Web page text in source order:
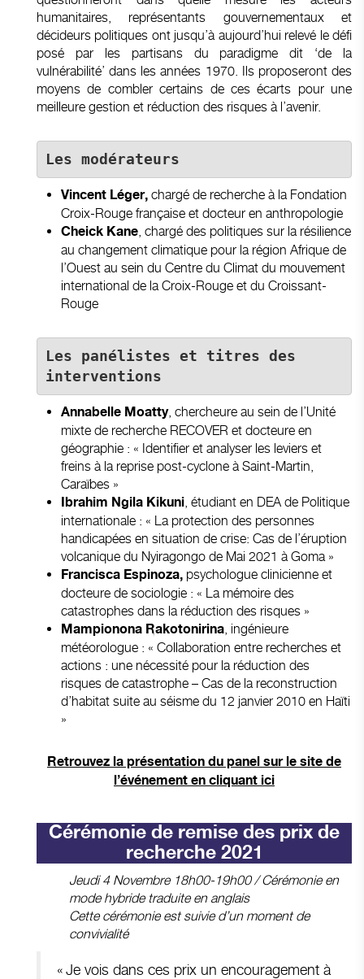
humanitaires, représentants gouvernementaux et
décideurs politiques ont jusqu’à aujourd’hui relevé le défi
posé par les partisans du paradigme dit ‘de la
vulnérabilité’ dans les années 1970. Ils proposeront des
moyens de combler certains de ces écarts pour une
meilleure gestion et réduction des risques à l’avenir.
Vincent Léger, chargé de recherche à la Fondation
Croix-Rouge française et docteur en anthropologie
Cheick Kane, chargé des politiques sur la résilience
au changement climatique pour la région Afrique de
l’Ouest au sein du Centre du Climat du mouvement
international de la Croix-Rouge et du Croissant-
Rouge
Les panélistes et titres des
interventions
Annabelle Moatty, chercheure au sein de l’Unité
mixte de recherche RECOVER et docteure en
géographie : « Identifier et analyser les leviers et
freins à la reprise post-cyclone à Saint-Martin,
Caraïbes »
Ibrahim Ngila Kikuni, étudiant en DEA de Politique
internationale : « La protection des personnes
handicapées en situation de crise: Cas de l’éruption
volcanique du Nyiragongo de Mai 2021 à Goma »
Francisca Espinoza, psychologue clinicienne et
docteure de sociologie : « La mémoire des
catastrophes dans la réduction des risques »
Mampionona Rakotonirina, ingénieure
météorologue : « Collaboration entre recherches et
actions : une nécessité pour la réduction des
risques de catastrophe – Cas de la reconstruction
d’habitat suite au séisme du 12 janvier 2010 en Haïti
»
Retrouvez la présentation du panel sur le site de
l’événement en cliquant ici
Cérémonie de remise des prix de
recherche 2021
Jeudi 4 Novembre 18h00-19h00 / Cérémonie en
mode hybride traduite en anglais
Cette cérémonie est suivie d’un moment de
convivialité
« Je vois dans ces prix un encouragement à